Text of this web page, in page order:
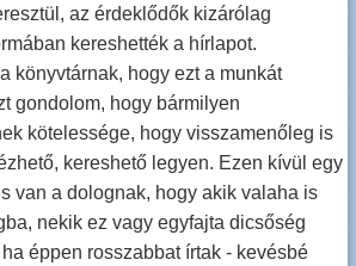
az érdeklődők kizárólag
kereshették a hírlapot.
könyvtárnak, hogy ezt a munkát
gondolom, hogy bármilyen
kötelessége, hogy visszamenőleg is
kereshető legyen. Ezen kívül egy
van a dolognak, hogy akik valaha is
nekik ez vagy egyfajta dicsőség
éppen rosszabbat írtak - kevésbé